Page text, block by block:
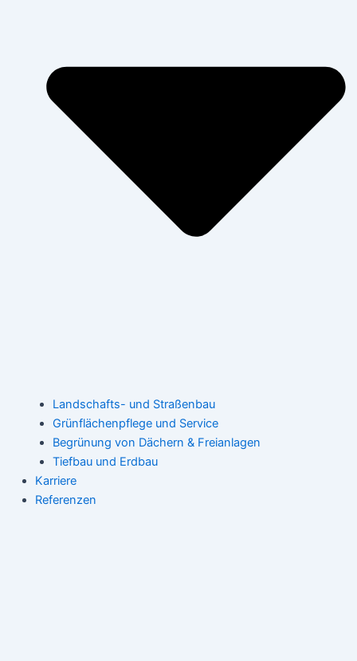
Landschafts- und Straßenbau
Grünflächenpflege und Service
Begrünung von Dächern & Freianlagen
Tiefbau und Erdbau
Karriere
Referenzen